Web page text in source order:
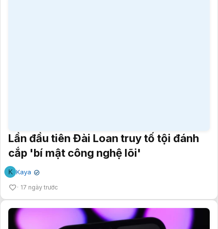
cắp 'bí mật công nghệ lõi'
K Kaya ✔